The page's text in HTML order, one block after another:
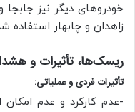
خودروهای دیگر نیز
زاهدان و چابهار استفاده
ریسک‌ها، تأثیرات و
تأثیرات فردی و عملیاتی:
-عدم کارکرد و عدم